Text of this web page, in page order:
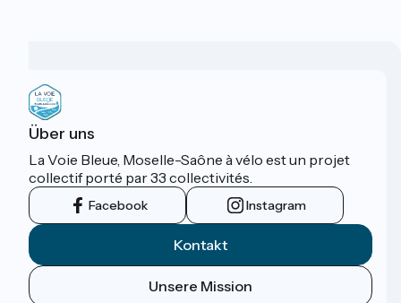
Über uns
La Voie Bleue, Moselle-Saône à vélo est un projet
collectif porté par 33 collectivités.
Facebook Instagram
Kontakt
Unsere Mission